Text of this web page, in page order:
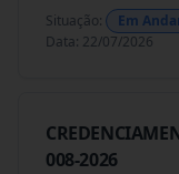
Situação:
Em
Data: 22/07/2026
008-2026